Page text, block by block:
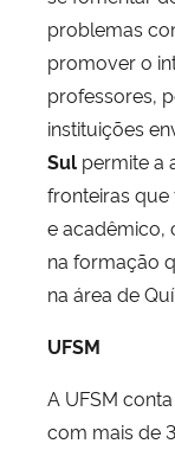
problemas
promover o
professores,
instituições
Sul permite a
fronteiras
e acadêmico,
na formação
na área de
UFSM
A UFSM
com mais de